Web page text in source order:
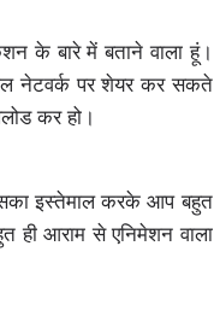
के बारे में बताने वाला हूं।
नेटवर्क पर शेयर कर सकते
कर हो।
इस्तेमाल करके आप बहुत
आराम से एनिमेशन वाला